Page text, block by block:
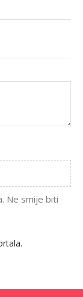
Ne smije biti